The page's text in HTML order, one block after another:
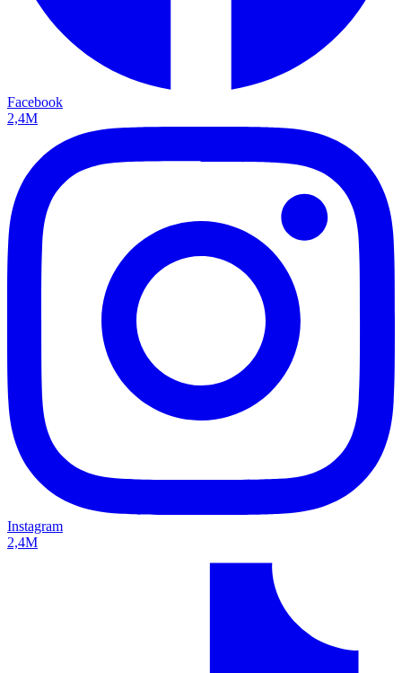
Facebook
2,4M
Instagram
2,4M